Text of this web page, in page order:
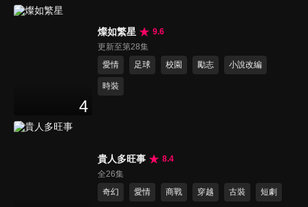
4
燦如繁星
9.6
更新至第28集
愛情
足球 校園 勵志 小說改編
時裝
貴人多旺事
8.4
全26集
奇幻
愛情 商戰 穿越 古裝 短劇